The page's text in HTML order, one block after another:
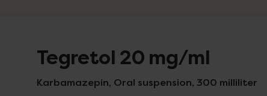
Tegretol 20 mg/ml
Karbamazepin, Oral suspension, 300 milliliter